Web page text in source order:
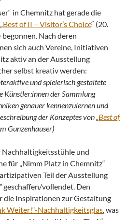
in Chemnitz hat gerade die
Best of II – Visitor’s Choice“ (20.
begonnen. Nach deren
sich auch Vereine, Initiativen
aktiv an der Ausstellung
selbst kreativ werden:
und spielerisch gestaltete
Künstler:innen der Sammlung
genauer kennenzulernen und
der Konzeptes von „Best of
Gunzenhauser)
Nachhaltigkeitsstühle und
für „Nimm Platz in Chemnitz“
Teil der Ausstellung
“geschaffen/vollendet. Den
die Inspirationen zur Gestaltung
Weiter!“-Nachhaltigkeitsglas, was